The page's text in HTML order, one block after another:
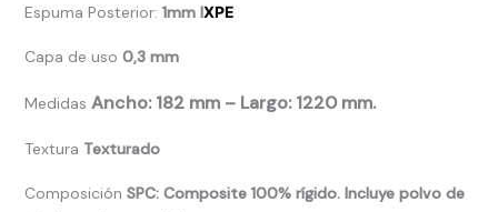
Espuma Posterior: 1mm IXPE
Capa de uso 0,3 mm
Medidas Ancho: 182 mm – Largo: 1220 mm.
Textura Texturado
Composición SPC: Composite 100% rígido. Incluye polvo de